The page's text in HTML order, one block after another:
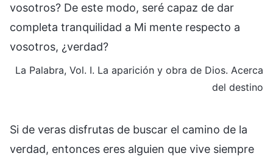
vosotros? De este modo, seré capaz de dar
completa tranquilidad a Mi mente respecto a
vosotros, ¿verdad?
La Palabra, Vol. I. La aparición y obra de Dios. Acerca
del destino
Si de veras disfrutas de buscar el camino de la
verdad, entonces eres alguien que vive siempre